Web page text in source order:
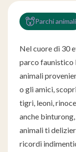
Parchi animali
Nel cuore di 30
parco faunistico
animali
o gli amici,
tigri, leoni,
anche
animali ti
ricordi